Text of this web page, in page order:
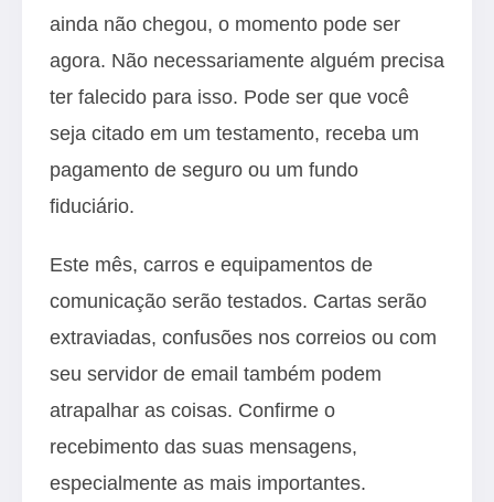
ainda não chegou, o momento pode ser
agora. Não necessariamente alguém precisa
ter falecido para isso. Pode ser que você
seja citado em um testamento, receba um
pagamento de seguro ou um fundo
fiduciário.
Este mês, carros e equipamentos de
comunicação serão testados. Cartas serão
extraviadas, confusões nos correios ou com
seu servidor de email também podem
atrapalhar as coisas. Confirme o
recebimento das suas mensagens,
especialmente as mais importantes.